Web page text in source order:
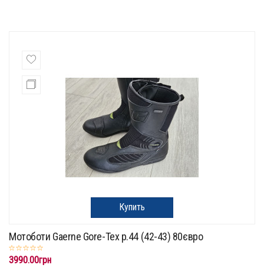
Купить
Мотоботи Gaerne Gore-Tex p.44 (42-43) 80євро
3990.00грн